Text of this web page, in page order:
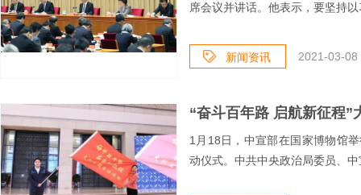
席会议并讲话。他表示，要坚持
新闻资讯 2021-03-08
1月18日，中宣部在国家博物馆
动仪式。中共中央政治局委员、